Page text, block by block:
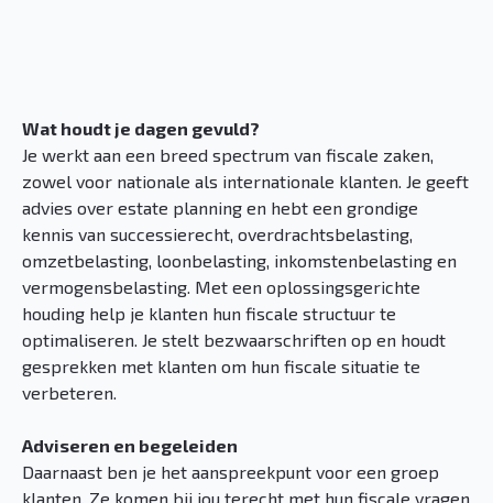
Wat houdt je dagen gevuld?
Je werkt aan een breed spectrum van fiscale zaken,
zowel voor nationale als internationale klanten. Je geeft
advies over estate planning en hebt een grondige
kennis van successierecht, overdrachtsbelasting,
omzetbelasting, loonbelasting, inkomstenbelasting en
vermogensbelasting. Met een oplossingsgerichte
houding help je klanten hun fiscale structuur te
optimaliseren. Je stelt bezwaarschriften op en houdt
gesprekken met klanten om hun fiscale situatie te
verbeteren.
Adviseren en begeleiden
Daarnaast ben je het aanspreekpunt voor een groep
klanten. Ze komen bij jou terecht met hun fiscale vragen